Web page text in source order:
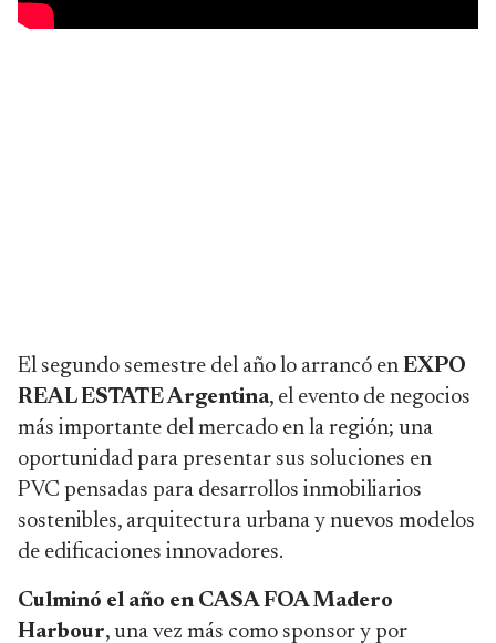
El segundo semestre del año lo arrancó en EXPO
REAL ESTATE Argentina, el evento de negocios
más importante del mercado en la región; una
oportunidad para presentar sus soluciones en
PVC pensadas para desarrollos inmobiliarios
sostenibles, arquitectura urbana y nuevos modelos
de edificaciones innovadores.
Culminó el año en CASA FOA Madero
Harbour, una vez más como sponsor y por